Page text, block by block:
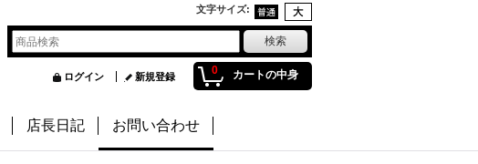
文字サイズ:
0 カートの中身
ログイン 新規登録
店長日記 お問い合わせ